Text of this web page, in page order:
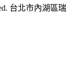
台北市內湖區瑞